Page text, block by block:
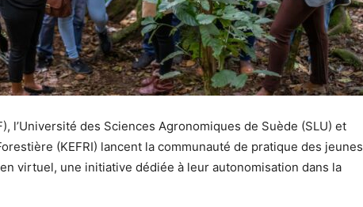
l’Université des Sciences Agronomiques de Suède (SLU) et
(KEFRI) lancent la communauté de pratique des jeunes
virtuel, une initiative dédiée à leur autonomisation dans la